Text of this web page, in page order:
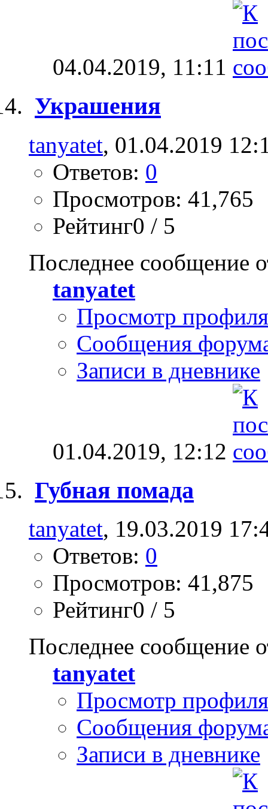
04.04.2019, 11:11
Украшения
tanyatet, 01.04.2019
Ответов: 0
Просмотров: 41,765
Рейтинг0 / 5
Последнее сообщение
tanyatet
Просмотр профиля
Сообщения
Записи в дневнике
01.04.2019, 12:12
Губная помада
tanyatet, 19.03.2019
Ответов: 0
Просмотров: 41,875
Рейтинг0 / 5
Последнее сообщение
tanyatet
Просмотр профиля
Сообщения
Записи в дневнике